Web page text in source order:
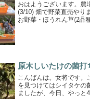
おはようございます。農
(3/10) 畑で野菜直売やり
お野菜・ほうれん草(2品
原木しいたけの菌打
こんばんは。女将です。
を見つけてはシイタケの
ましたが、今日、やっと